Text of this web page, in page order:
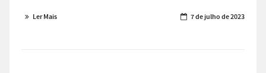
Ler Mais 7 de julho de 2023